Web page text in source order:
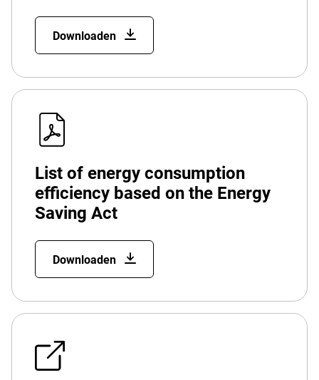
Downloaden
List of energy consumption
efficiency based on the Energy
Saving Act
Downloaden